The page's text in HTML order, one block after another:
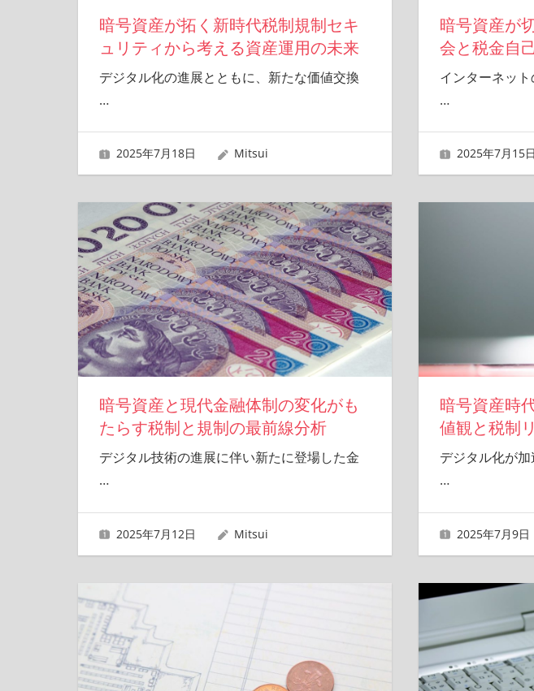
暗号資産が拓く新時代税制規制セキ
ュリティから考える資産運用の未来
デジタル化の進展とともに、新たな価値交換
…
2025年7月18日 Mitsui
暗号資産が
会と税金自
インターネッ
…
2025年7月15日
暗号資産と現代金融体制の変化がも
たらす税制と規制の最前線分析
デジタル技術の進展に伴い新たに登場した金
…
2025年7月12日 Mitsui
暗号資産時
値観と税制
デジタル化が
…
2025年7月9日